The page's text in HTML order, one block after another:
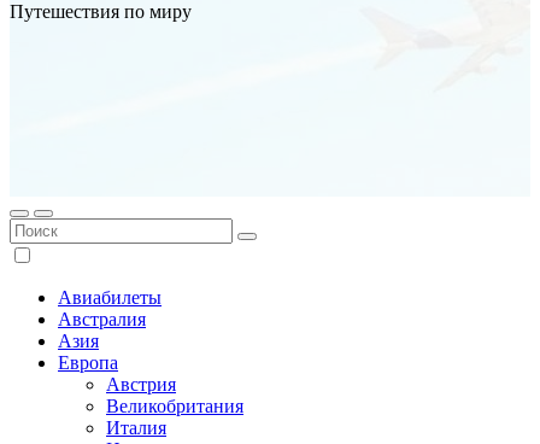
Путешествия по миру
Авиабилеты
Австралия
Азия
Европа
Австрия
Великобритания
Италия